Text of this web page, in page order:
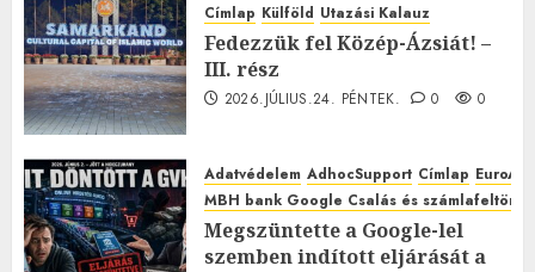
Címlap Külföld Utazási Kalauz
Fedezzük fel Közép-Ázsiát! –
III. rész
2026.JÚLIUS.24. PÉNTEK. 0 0
Adatvédelem AdhocSupport Címlap
MBH bank Google Csalás és
Megszüntette a Google-lel
szemben indított eljárását a